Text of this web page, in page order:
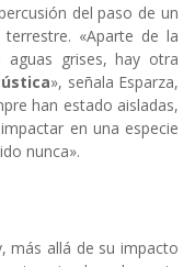
del paso de un
«Aparte de la
aguas grises, hay otra
», señala Esparza,
han estado aisladas,
en una especie
nunca».
más allá de su impacto